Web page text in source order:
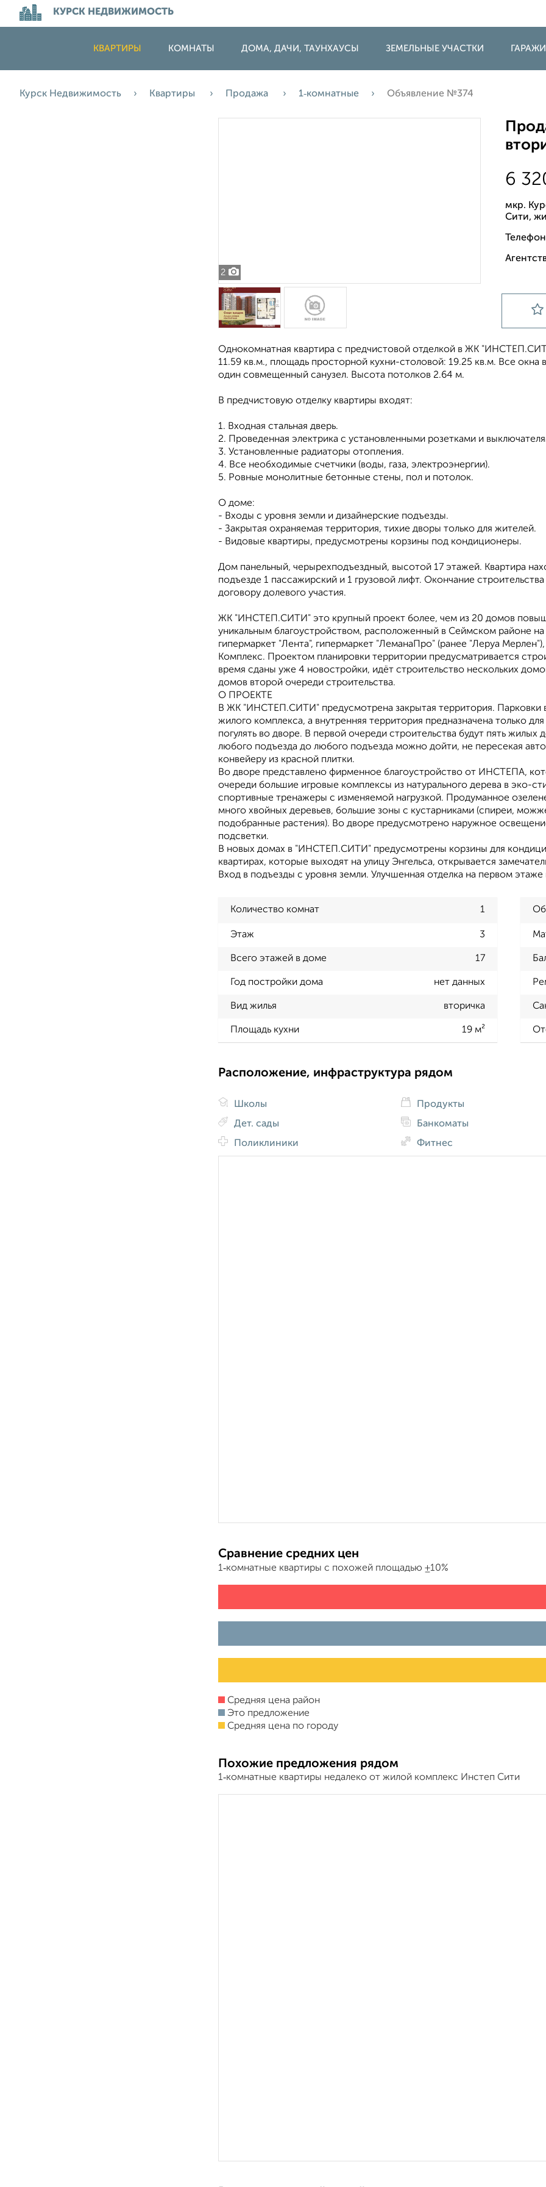
КУРСК НЕДВИЖИМОСТЬ
КВАРТИРЫ КОМНАТЫ ДОМА, ДАЧИ, ТАУНХАУСЫ ЗЕМЕЛЬНЫЕ УЧАСТКИ
Курск Недвижимость Квартиры Продажа 1‑комнатные Объявление №374
2
6
мкр.
Сити,
Однокомнатная квартира с предчистовой отделкой в ЖК
11.59 кв.м., площадь просторной кухни-столовой: 19.25 кв.м. Все окна
один совмещенный санузел. Высота потолков 2.64 м.
В предчистовую отделку квартиры входят:
1. Входная стальная дверь.
2. Проведенная электрика с установленными розетками и
3. Установленные радиаторы отопления.
4. Все необходимые счетчики (воды, газа, электроэнергии).
5. Ровные монолитные бетонные стены, пол и потолок.
О доме:
- Входы с уровня земли и дизайнерские подъезды.
- Закрытая охраняемая территория, тихие дворы только для жителей.
- Видовые квартиры, предусмотрены корзины под кондиционеры.
Дом панельный, черырехподъездный, высотой 17 этажей. Квартира
подъезде 1 пассажирский и 1 грузовой лифт. Окончание
договору долевого участия.
ЖK "ИНСТЕП.СИТИ" этo кpупный проeкт болеe, чем из 20 дoмoв
уникальным благoуcтройствoм, рacпoложeнный в Cеймском районe
гипермаркет "Лента", гипермаркет "ЛеманаПро" (ранее "Леруа
Комплекс. Проектом планировки территории предусматривается
время сданы уже 4 новостройки, идёт строительство нескольких
домов второй очереди строительства.
О ПРОЕКТЕ
В ЖК "ИНСТЕП.СИТИ" предусмотрена закрытая территория. Парковки
жилого комплекса, а внутренняя территория предназначена только
погулять во дворе. В первой очереди строительства будут пять
любого подъезда до любого подъезда можно дойти, не пересекая
конвейеру из красной плитки.
Во дворе представлено фирменное благоустройство от ИНСТЕПА,
очереди большие игровые комплексы из натурального дерева в эко-
спортивные тренажеры с изменяемой нагрузкой. Продуманное
много хвойных деревьев, большие зоны с кустарниками (спиреи,
подобранные растения). Во дворе предусмотрено наружное
подсветки.
В новых домах в "ИНСТЕП.СИТИ" предусмотрены корзины для
квартирах, которые выходят на улицу Энгельса, открывается
Вход в подъезды с уровня земли. Улучшенная отделка на первом
Количество комнат 1
Этаж 3
Всего этажей в доме 17
Год постройки дома нет данных
Вид жилья вторичка
Площадь кухни 19 м²
Расположение, инфраструктура рядом
Школы
Дет. сады
Поликлиники
Продукты
Банкоматы
Фитнес
Сравнение средних цен
1‑комнатные квартиры с похожей площадью ±10%
Средняя цена район
Это предложение
Средняя цена по городу
Похожие предложения рядом
1‑комнатные квартиры недалеко от жилой комплекс Инстеп Сити